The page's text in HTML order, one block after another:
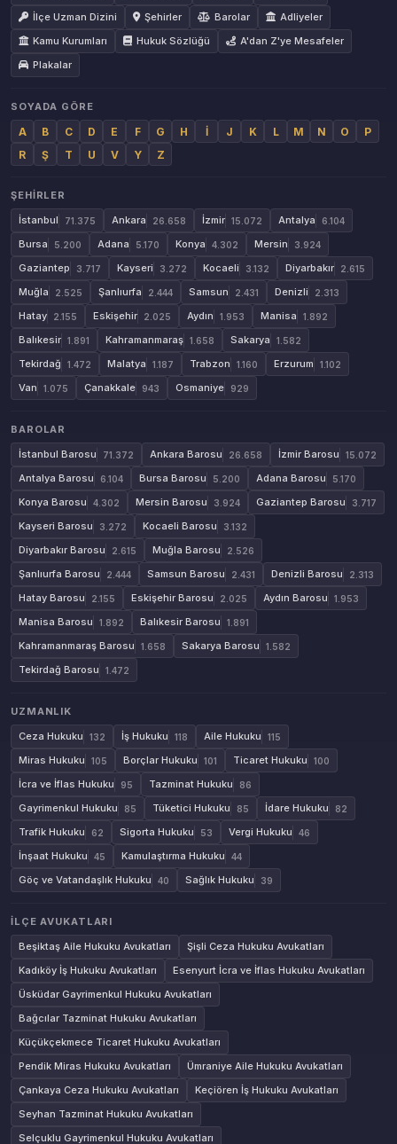
İlçe Uzman Dizini
Şehirler Barolar
Adliyeler
Kamu Kurumları
Hukuk Sözlüğü
A'dan Z'ye Mesafeler
Plakalar
SOYADA GÖRE
A B C D E F G H İ J K L M N O
P
R
Ş T U V Y Z
ŞEHIRLER
İstanbul
71.375 Ankara 26.658 İzmir 15.072 Antalya 6.104
Bursa 5.200 Adana 5.170 Konya 4.302 Mersin 3.924
Gaziantep 3.717 Kayseri 3.272 Kocaeli 3.132 Diyarbakır 2.615
Muğla 2.525 Şanlıurfa 2.444 Samsun 2.431 Denizli 2.313
Hatay 2.155 Eskişehir 2.025 Aydın 1.953 Manisa 1.892
Balıkesir 1.891 Kahramanmaraş 1.658 Sakarya 1.582
Tekirdağ 1.472 Malatya 1.187 Trabzon 1.160 Erzurum 1.102
Van 1.075 Çanakkale 943 Osmaniye 929
BAROLAR
İstanbul Barosu
71.372 Ankara Barosu 26.658 İzmir Barosu 15.072
Antalya Barosu 6.104 Bursa Barosu 5.200 Adana Barosu 5.170
Konya Barosu 4.302 Mersin Barosu 3.924 Gaziantep Barosu 3.717
Kayseri Barosu 3.272 Kocaeli Barosu 3.132
Diyarbakır Barosu 2.615 Muğla Barosu 2.526
Şanlıurfa Barosu 2.444 Samsun Barosu 2.431 Denizli Barosu 2.313
Hatay Barosu 2.155 Eskişehir Barosu 2.025 Aydın Barosu 1.953
Manisa Barosu 1.892 Balıkesir Barosu 1.891
Kahramanmaraş Barosu 1.658 Sakarya Barosu 1.582
Tekirdağ Barosu 1.472
UZMANLIK
Ceza Hukuku
132 İş Hukuku 118 Aile Hukuku 115
Miras Hukuku 105 Borçlar Hukuku 101 Ticaret Hukuku 100
İcra ve İflas Hukuku 95 Tazminat Hukuku 86
Gayrimenkul Hukuku 85 Tüketici Hukuku 85 İdare Hukuku 82
Trafik Hukuku 62 Sigorta Hukuku 53 Vergi Hukuku 46
İnşaat Hukuku 45 Kamulaştırma Hukuku 44
Göç ve Vatandaşlık Hukuku 40 Sağlık Hukuku 39
İLÇE AVUKATLARI
Beşiktaş Aile Hukuku Avukatları
Şişli Ceza Hukuku Avukatları
Kadıköy İş Hukuku Avukatları
Esenyurt İcra ve İflas Hukuku Avukatları
Üsküdar Gayrimenkul Hukuku Avukatları
Bağcılar Tazminat Hukuku Avukatları
Küçükçekmece Ticaret Hukuku Avukatları
Pendik Miras Hukuku Avukatları
Ümraniye Aile Hukuku Avukatları
Çankaya Ceza Hukuku Avukatları
Keçiören İş Hukuku Avukatları
Seyhan Tazminat Hukuku Avukatları
Selçuklu Gayrimenkul Hukuku Avukatları